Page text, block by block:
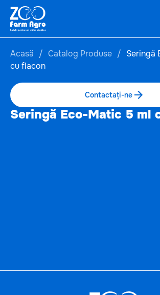
Acasă Catalog Produse
Seringă
cu flacon
Contactați-ne
Seringă Eco-Matic 5 ml